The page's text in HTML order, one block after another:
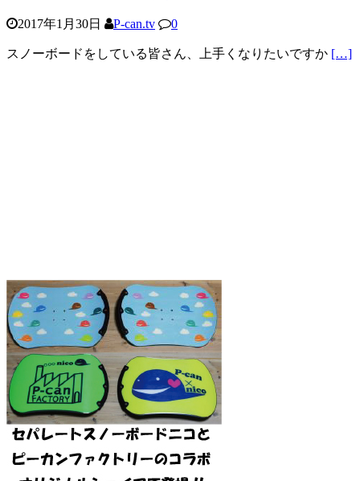
2017年1月30日 P-can.tv 0
スノーボードをしている皆さん、上手くなりたいですか […]